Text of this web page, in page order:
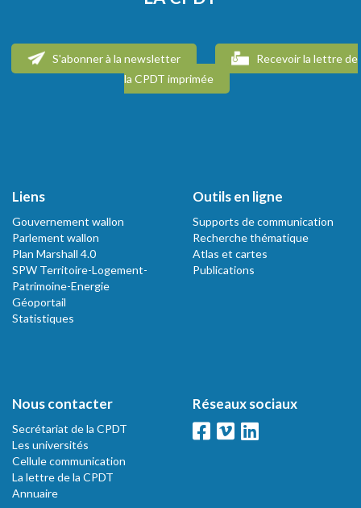
S'abonner à la newsletter
Recevoir la lettre de
la CPDT imprimée
Liens
Gouvernement wallon
Parlement wallon
Plan Marshall 4.0
SPW Territoire-Logement-
Patrimoine-Energie
Géoportail
Statistiques
Outils en ligne
Supports de communication
Recherche thématique
Atlas et cartes
Publications
Nous contacter
Secrétariat de la CPDT
Les universités
Cellule communication
La lettre de la CPDT
Annuaire
Réseaux sociaux